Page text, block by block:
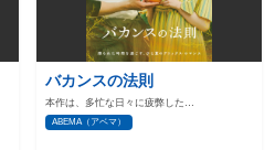
バカンスの法則
本作は、多忙な日々に疲弊した…
ABEMA（アベマ）